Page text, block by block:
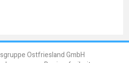
Ostfriesland GmbH